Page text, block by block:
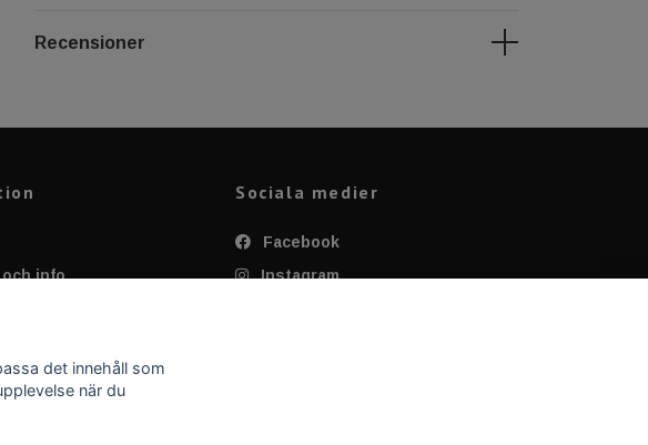
Recensioner
info
av Dekal
Sociala medier
Facebook
Instagram
det innehåll som
när du